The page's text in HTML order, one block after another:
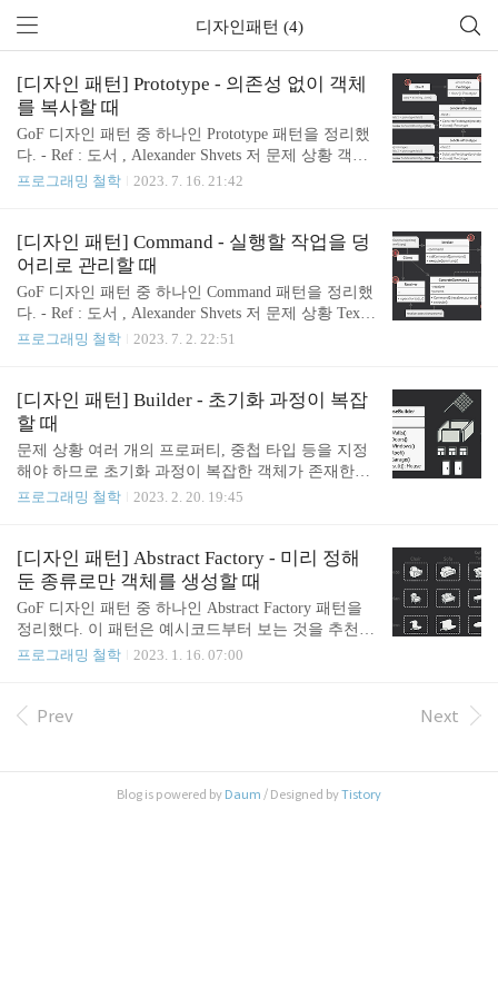
디자인패턴 (4)
[디자인 패턴] Prototype - 의존성 없이 객체
를 복사할 때
GoF 디자인 패턴 중 하나인 Prototype 패턴을 정리했
다. - Ref : 도서 , Alexander Shvets 저 문제 상황 객체
A가 있고, 해당 객체의 복사본을 만들고 싶은 상황이
방법이 있다. 문제점 : 객체의 프로퍼티 중 일부가 비
공개라면 외부에서 접근할 수 없다. 또한 복사하려면
원본을 알아야 하므로 해당 객체에 대한 의존성이 생
긴다. 패턴 설명 요약 : 의존성 없이 객체를 복사하는
생성 패턴이다. Prototype = 시제품, 시험용으로 만들
어 본 샘플 제품 실제 산업의 프로토타입 : 대량 생산
의 프로토타입 : 세포 분열과 비슷함. ‘..
프로그래밍 철학 2023. 7. 16. 21:42
[디자인 패턴] Command - 실행할 작업을 덩
어리로 관리할 때
GoF 디자인 패턴 중 하나인 Command 패턴을 정리했
다. - Ref : 도서 , Alexander Shvets 저 문제 상황 Text
Editor 프로그램을 개발하는 중이며, 텍스트를 저장
했다. 그런데 Save Button 뿐만 아니라 Ctrl+C 단축키
로도 복사를 하고 싶고, 텍스트와 서식을 동시에 복
사할 Super Save Button을 추가하고 싶어졌다. 기존
방식으로 하면 버튼/단축키에 중복 코드가 생기고,
자식클래스 종류가 너무 많아질 수 있다는 문제점이
있다. 패턴 설명 Command의 사전적 정의는 “명령, 명
프로그래밍 철학 2023. 7. 2. 22:51
[디자인 패턴] Builder - 초기화 과정이 복잡
할 때
문제 상황 여러 개의 프로퍼티, 중첩 타입 등을 지정
해야 하므로 초기화 과정이 복잡한 객체가 존재한다.
이때 모든 가능한 매개변수를 포함하는 거대한 생성
있다. 패턴 설명 복잡한 객체를 단계별로 생성하는
패턴이다. 객체를 생성하는 과정에서 해당 객체에 접
근 불가하도록 막는다. Builder를 통해 객체를 초기화
하고, 외부에서 프로퍼티값을 메서드 주입받아 객체
를 완성한다. Director를 선택적으로 활용할 수 있다.
Build 관련 메서드들의 실행 순서를 정의하는 역할을
기처리하고자 할 때 활용하면 좋다. 장점 복잡한 객
체를 단계적으로 생성하거나, 생성 단계를..
프로그래밍 철학 2023. 2. 20. 19:45
[디자인 패턴] Abstract Factory - 미리 정해
둔 종류로만 객체를 생성할 때
GoF 디자인 패턴 중 하나인 Abstract Factory 패턴을
정리했다. 이 패턴은 예시코드부터 보는 것을 추천한
다. - Ref : 도서 , Alexander Shvets 저 문제 상황 가구
한 해당 세트 제품군에는 여러 스타일의 변형 (variant
일)이 자주 추가되므로 매번 기존 코드를 수정하는
프로그래밍 철학 2023. 1. 16. 07:00
Prev Next
Blog is powered by Daum / Designed byTistory